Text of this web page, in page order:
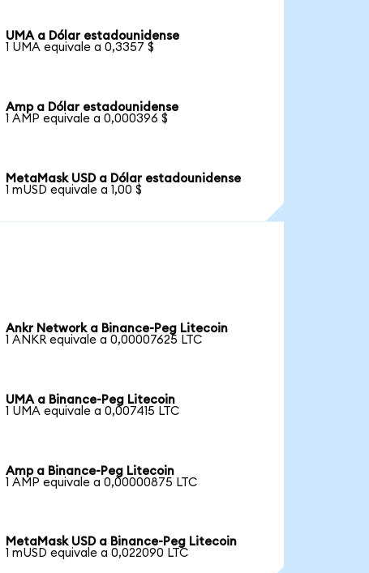
UMA a Dólar estadounidense
1 UMA equivale a 0,3357 $
Amp a Dólar estadounidense
1 AMP equivale a 0,000396 $
MetaMask USD a Dólar estadounidense
1 mUSD equivale a 1,00 $
Ankr Network a Binance-Peg Litecoin
1 ANKR equivale a 0,00007625 LTC
UMA a Binance-Peg Litecoin
1 UMA equivale a 0,007415 LTC
Amp a Binance-Peg Litecoin
1 AMP equivale a 0,00000875 LTC
MetaMask USD a Binance-Peg Litecoin
1 mUSD equivale a 0,022090 LTC